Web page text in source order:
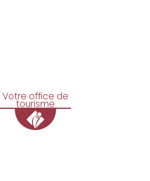
Votre office de
tourisme